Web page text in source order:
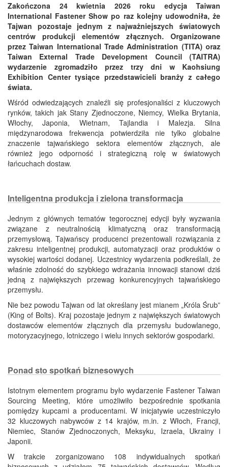
Zakończona 24 kwietnia 2026 roku edycja Taiwan
International Fastener Show po raz kolejny udowodniła, że
Tajwan pozostaje jednym z najważniejszych światowych
centrów produkcji elementów złącznych. Organizowane
przez Taiwan International Trade Administration (TITA) oraz
Taiwan External Trade Development Council (TAITRA)
wydarzenie zgromadziło przez trzy dni w Kaohsiung
Exhibition Center tysiące przedstawicieli branży z całego
świata.
Wśród odwiedzających znaleźli się profesjonaliści z kluczowych
rynków, takich jak Stany Zjednoczone, Niemcy, Wielka Brytania,
Włochy, Japonia, Wietnam, Tajlandia i Malezja. Silna
międzynarodowa frekwencja potwierdziła nie tylko globalne
znaczenie tajwańskiego sektora elementów złącznych, ale
również jego odporność i strategiczną rolę w światowych
łańcuchach dostaw.
Inteligentna produkcja i zielona transformacja
Jednym z głównych tematów tegorocznej edycji były wyzwania
związane z neutralnością klimatyczną oraz transformacją
przemysłową. Tajwańscy producenci prezentowali rozwiązania z
zakresu inteligentnej produkcji, automatyzacji oraz produktów o
wysokiej wartości dodanej. Uczestnicy wydarzenia podkreślali, że
właśnie zdolność do szybkiego wdrażania innowacji stanowi dziś
jedną z największych przewag konkurencyjnych tajwańskiego
przemysłu.
Nie bez powodu Tajwan od lat określany jest mianem „Króla Śrub”
(King of Bolts). Kraj pozostaje jednym z największych światowych
dostawców elementów złącznych dla przemysłu budowlanego,
motoryzacyjnego, lotniczego i wielu innych sektorów gospodarki.
Ponad sto spotkań biznesowych
Istotnym elementem programu było wydarzenie Fastener Taiwan
Sourcing Meeting, które umożliwiło bezpośrednie spotkania
pomiędzy kupcami a producentami. W inicjatywie uczestniczyło
32 kluczowych nabywców z 14 krajów, m.in. z Włoch, Francji,
Niemiec, Stanów Zjednoczonych, Meksyku, Izraela, Ukrainy i
Japonii.
W trakcie zorganizowano 108 indywidualnych spotkań